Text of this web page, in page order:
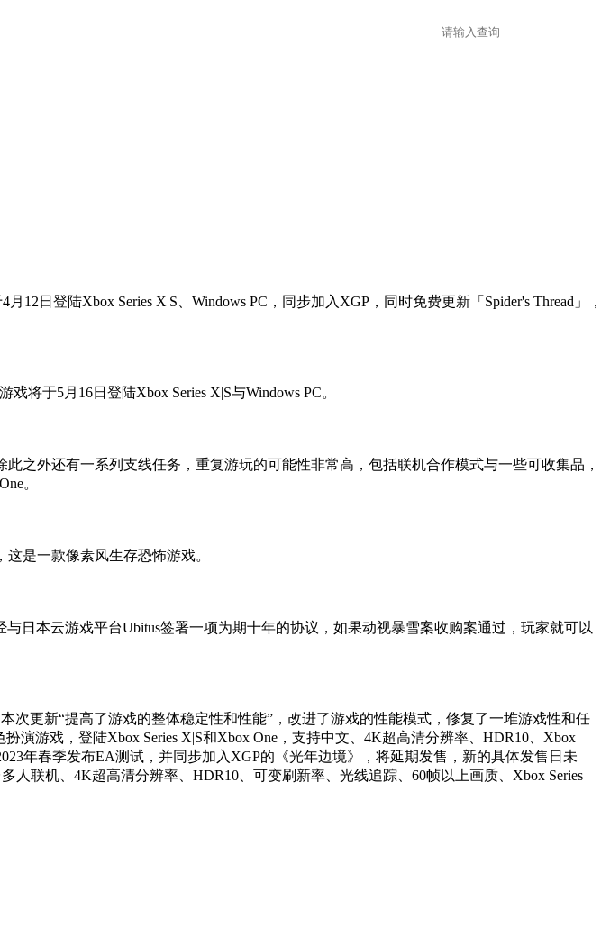
日登陆Xbox Series X|S、Windows PC，同步加入XGP，同时免费更新「Spider's Thread」，
将于5月16日登陆Xbox Series X|S与Windows PC。
此之外还有一系列支线任务，重复游玩的可能性非常高，包括联机合作模式与一些可收集品，
。
这是一款像素风生存恐怖游戏。
日本云游戏平台Ubitus签署一项为期十年的协议，如果动视暴雪案收购案通过，玩家就可以
次更新“提高了游戏的整体稳定性和性能”，改进了游戏的性能模式，修复了一堆游戏性和任
演游戏，登陆Xbox Series X|S和Xbox One，支持中文、4K超高清分辨率、HDR10、Xbox
年春季发布EA测试，并同步加入XGP的《光年边境》，将延期发售，新的具体发售日未
人联机、4K超高清分辨率、HDR10、可变刷新率、光线追踪、60帧以上画质、Xbox Series